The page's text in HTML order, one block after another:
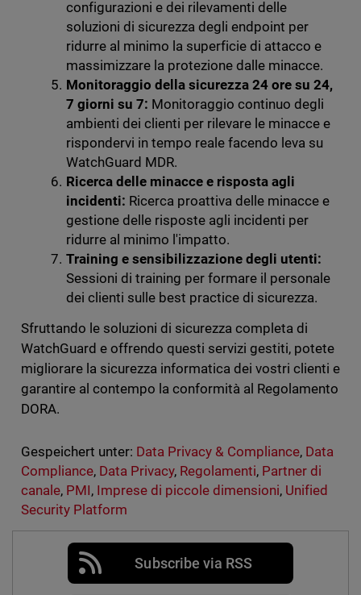
configurazioni e dei rilevamenti delle
soluzioni di sicurezza degli endpoint per
ridurre al minimo la superficie di attacco e
massimizzare la protezione dalle minacce.
Monitoraggio della sicurezza 24 ore su 24,
7 giorni su 7: Monitoraggio continuo degli
ambienti dei clienti per rilevare le minacce e
rispondervi in tempo reale facendo leva su
WatchGuard MDR.
Ricerca delle minacce e risposta agli
incidenti: Ricerca proattiva delle minacce e
gestione delle risposte agli incidenti per
ridurre al minimo l'impatto.
Training e sensibilizzazione degli utenti:
Sessioni di training per formare il personale
dei clienti sulle best practice di sicurezza.
Sfruttando le soluzioni di sicurezza completa di
WatchGuard e offrendo questi servizi gestiti, potete
migliorare la sicurezza informatica dei vostri clienti e
garantire al contempo la conformità al Regolamento
DORA.
Gespeichert unter: Data Privacy & Compliance, Data
Compliance, Data Privacy, Regolamenti, Partner di
canale, PMI, Imprese di piccole dimensioni, Unified
Security Platform
Subscribe via RSS